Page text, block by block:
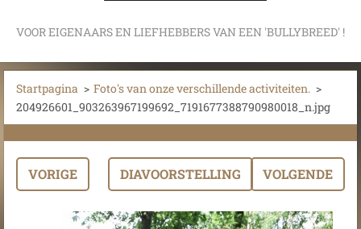
VOOR EIGENAARS EN LIEFHEBBERS VAN EEN 'BULLYBREED' !
Startpagina > Foto's van onze verschillende activiteiten. >
204926601_903263967199692_7191677388790980018_n.jpg
VORIGE DIAVOORSTELLING VOLGENDE